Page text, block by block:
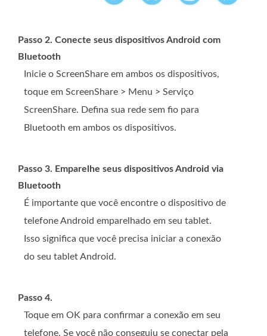
Passo 2. Conecte seus dispositivos Android com
Bluetooth
Inicie o ScreenShare em ambos os dispositivos,
toque em ScreenShare > Menu > Serviço
ScreenShare. Defina sua rede sem fio para
Bluetooth em ambos os dispositivos.
Passo 3. Emparelhe seus dispositivos Android via
Bluetooth
É importante que você encontre o dispositivo de
telefone Android emparelhado em seu tablet.
Isso significa que você precisa iniciar a conexão
do seu tablet Android.
Passo 4.
Toque em OK para confirmar a conexão em seu
telefone. Se você não conseguiu se conectar pela